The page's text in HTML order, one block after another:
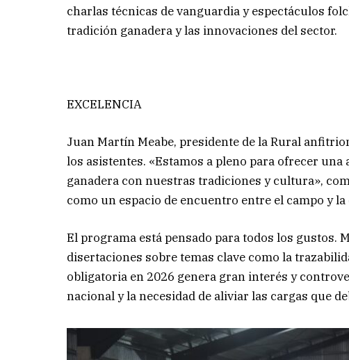
charlas técnicas de vanguardia y espectáculos
tradición ganadera y las innovaciones del sector.
EXCELENCIA
Juan Martín Meabe, presidente de la Rural
los asistentes. «Estamos a pleno para ofrecer
ganadera con nuestras tradiciones y cultura»,
como un espacio de encuentro entre el campo y la
El programa está pensado para todos los gustos.
disertaciones sobre temas clave como la
obligatoria en 2026 genera gran interés y
nacional y la necesidad de aliviar las cargas que